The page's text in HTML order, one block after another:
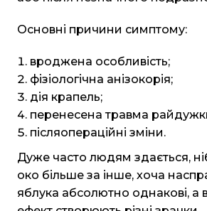
Основні причини симптому:
вроджена особливість;
фізіологічна анізокорія;
дія крапель;
перенесена травма
післяопераційні зміни.
Дуже часто людям здається,
око більше за інше, хоча
яблука абсолютно однакові, а